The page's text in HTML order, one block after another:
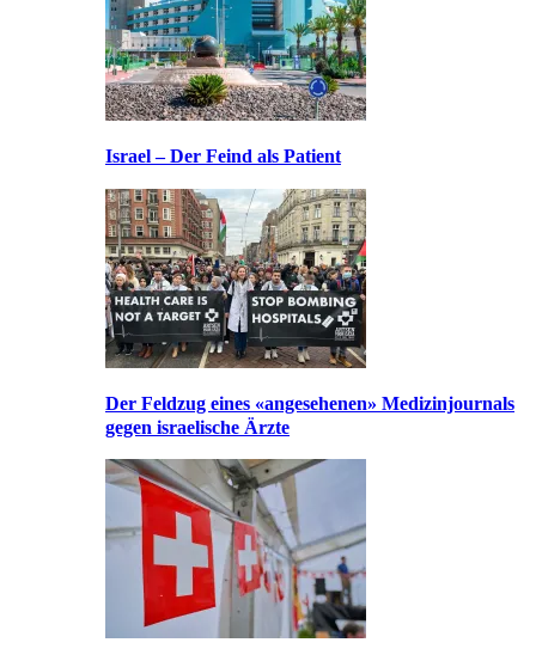
Israel – Der Feind als Patient
Der Feldzug eines «angesehenen» Medizinjournals
gegen israelische Ärzte